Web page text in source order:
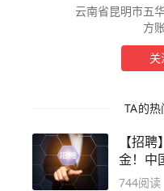
云南省昆明市五
方
关
TA的
【招
金！中
招聘公告
744阅读